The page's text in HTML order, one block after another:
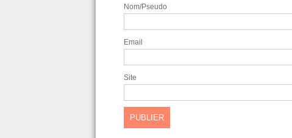
Nom/Pseudo
Email
Site